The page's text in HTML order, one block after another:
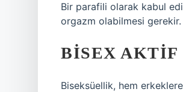
Bir parafili olarak kabul
orgazm olabilmesi gerekir.
BISEX AKTIF
Biseksüellik, hem